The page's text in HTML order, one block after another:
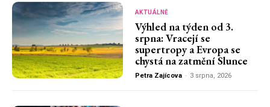
AKTUÁLNĚ
Výhled na týden od 3.
srpna: Vracejí se
supertropy a Evropa se
chystá na zatmění Slunce
Petra Zajícova - 3 srpna, 2026